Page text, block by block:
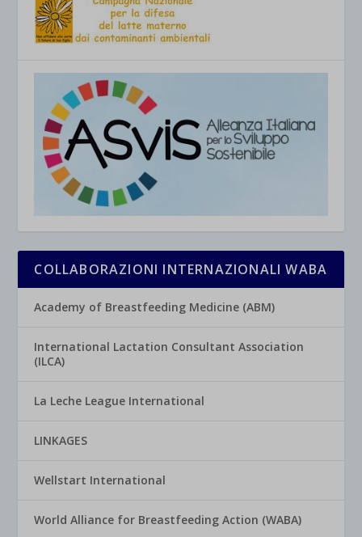
COLLABORAZIONI INTERNAZIONALI WABA
Academy of Breastfeeding Medicine (ABM)
International Lactation Consultant Association
(ILCA)
La Leche League International
LINKAGES
Wellstart International
World Alliance for Breastfeeding Action (WABA)